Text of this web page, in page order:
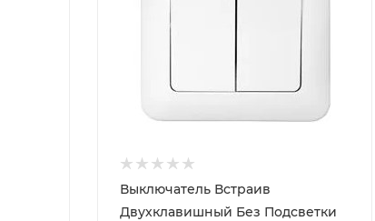
Выключатель Встраив
Двухклавишный Без Подсветки